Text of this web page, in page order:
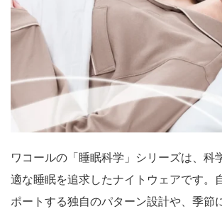
ワコールの「睡眠科学」シリーズは、科
適な睡眠を追求したナイトウェアです。
ポートする独自のパターン設計や、季節